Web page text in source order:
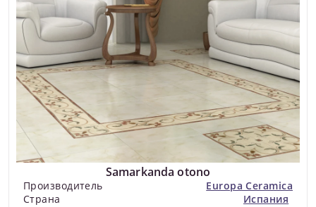
Samarkanda otono
Производитель
Europa Ceramica
Страна
Испания